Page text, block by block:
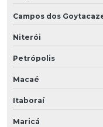
Campos dos
Niterói
Petrópolis
Macaé
Itaboraí
Maricá